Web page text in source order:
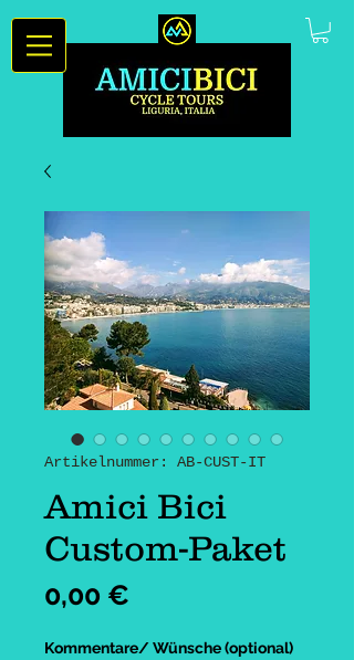
Artikelnummer: AB-CUST-IT
Amici Bici
Custom-Paket
0,00 €
Kommentare/ Wünsche (optional)